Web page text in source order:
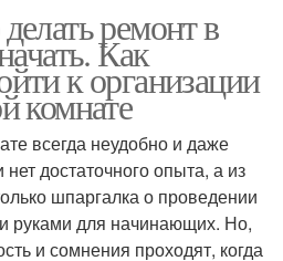
ремонт в
Как
к организации
комнате
всегда неудобно и даже
достаточного опыта, а из
шпаргалка о проведении
руками для начинающих. Но,
и сомнения проходят, когда